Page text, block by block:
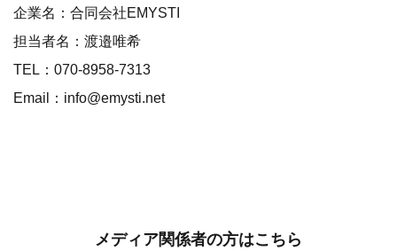
企業名：合同会社EMYSTI
担当者名：渡邉唯希
TEL：070-8958-7313
Email：info@emysti.net
メディア関係者の方はこちら